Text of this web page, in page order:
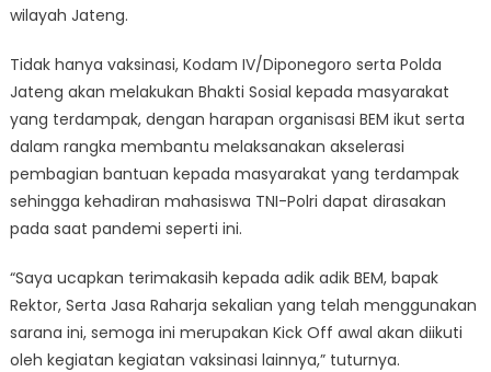
wilayah Jateng.
Tidak hanya vaksinasi, Kodam IV/Diponegoro serta Polda
Jateng akan melakukan Bhakti Sosial kepada masyarakat
yang terdampak, dengan harapan organisasi BEM ikut serta
dalam rangka membantu melaksanakan akselerasi
pembagian bantuan kepada masyarakat yang terdampak
sehingga kehadiran mahasiswa TNI-Polri dapat dirasakan
pada saat pandemi seperti ini.
“Saya ucapkan terimakasih kepada adik adik BEM, bapak
Rektor, Serta Jasa Raharja sekalian yang telah menggunakan
sarana ini, semoga ini merupakan Kick Off awal akan diikuti
oleh kegiatan kegiatan vaksinasi lainnya,” tuturnya.